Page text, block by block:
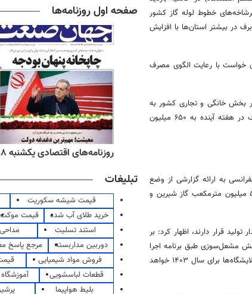
خطوط لوله گاز کشور
در بیشتر استان‌ها با افزایش
خواست با رعایت الگوی مصرف
بخش خانگی و تجاری کشور به
۶۰۰ میلیون مترمکعب رسید و پیش‌بینی می‌شود با توجه به برودت هوا مقدار مصرف در هفته آینده به ۶۵۰ میلیون
به ارائه گزارشی از وضع
تولید گاز شیرین در این مجتمع پرداخت و گفت: هم‌اکنون به‌طور میانگین روزانه ۵۷۰ میلیون مترمکعب گاز شیرین و
قرار دارند، اظهار کرد: بر
مشعل‌سوزی طبق برنامه اجرا
شده است و پس از گذر از سرمای امسال این مجتمع آماده آغاز تعمیرات اساسی در پالایشگاه‌ها برای سال ۱۴۰۳ خواهد
صفحه اول روزنامه‌ها
روزنامه‌های اقتصادی یکشنبه ۱۸ مرداد ۱۴۰۵
تبلیغات
قیمت شیشه سکوریت
خرید طلای آب شده
قیمت موکت
استند تسلیت
دوربین مداربسته
مرجع پاسخ
فروش مواد شیمیایی
قطعات لباسشویی
بلیط هواپیما